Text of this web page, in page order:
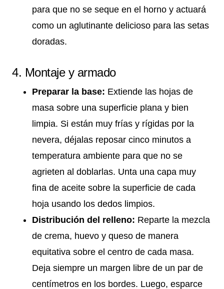
para que no se seque en el horno y actuará
como un aglutinante delicioso para las setas
doradas.
4. Montaje y armado
Preparar la base: Extiende las hojas de
masa sobre una superficie plana y bien
limpia. Si están muy frías y rígidas por la
nevera, déjalas reposar cinco minutos a
temperatura ambiente para que no se
agrieten al doblarlas. Unta una capa muy
fina de aceite sobre la superficie de cada
hoja usando los dedos limpios.
Distribución del relleno: Reparte la mezcla
de crema, huevo y queso de manera
equitativa sobre el centro de cada masa.
Deja siempre un margen libre de un par de
centímetros en los bordes. Luego, esparce